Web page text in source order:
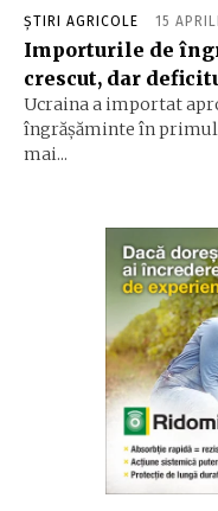
ȘTIRI AGRICOLE 15
Importurile de
crescut, dar
Ucraina a importat
îngrășăminte în primul
mai...